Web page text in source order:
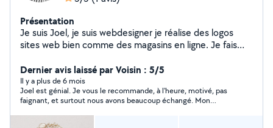
Présentation
Je suis Joel, je suis webdesigner je réalise des logos
sites web bien comme des magasins en ligne. Je fais
j'ai l'habitude de faire de déménagements, convoiturage
et petit bricoles.N'hesitez pas en me contacter.
Dernier avis laissé par Voisin : 5/5
Il y a plus de 6 mois
Joel est génial. Je vous le recommande, à l'heure, motivé, pas
faignant, et surtout nous avons beaucoup échangé. Mon